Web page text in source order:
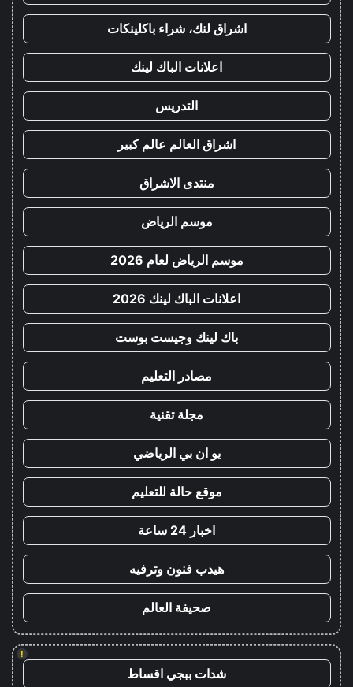
اشراق لنك، شراء باكلينكات
اعلانات الباك لينك
التدريس
اشراق العالم عالم كبير
منتدى الاشراق
موسم الرياض
موسم الرياض لعام 2026
اعلانات الباك لينك 2026
باك لينك وجيست بوست
مصادر التعليم
مجلة تقنية
يو ان بي الرياضي
موقع حالة للتعليم
اخبار 24 ساعة
هيدب فنون وترفيه
صحيفة العالم
!
شدات ببجي اقساط